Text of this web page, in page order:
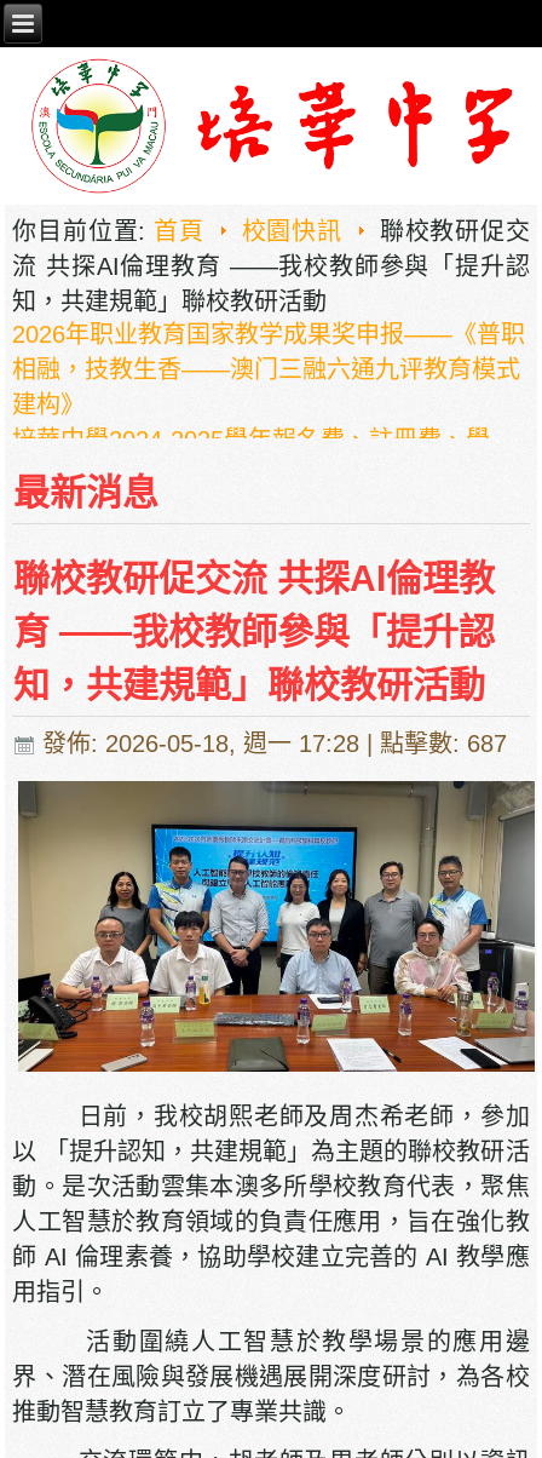
你目前位置: 首頁 校園快訊
聯校教研促交
流 共探AI倫理教育 ——我校教師參與「提升認
知，共建規範」聯校教研活動
2026年职业教育国家教学成果奖申报——《普职
相融，技教生香——澳门三融六通九评教育模式
建构》
培華中學2024-2025學年報名費、註冊費、學
費、補充服務費、學校選擇性服務費及學校代收
項目
停課通知
最新消息
聯校教研促交流 共探AI倫理教
育 ——我校教師參與「提升認
知，共建規範」聯校教研活動
發佈: 2026-05-18, 週一 17:28 | 點擊數: 687
日前，我校胡熙老師及周杰希老師，參加
以 「提升認知，共建規範」為主題的聯校教研活
動。是次活動雲集本澳多所學校教育代表，聚焦
人工智慧於教育領域的負責任應用，旨在強化教
師 AI 倫理素養，協助學校建立完善的 AI 教學應
用指引。
活動圍繞人工智慧於教學場景的應用邊
界、潛在風險與發展機遇展開深度研討，為各校
推動智慧教育訂立了專業共識。